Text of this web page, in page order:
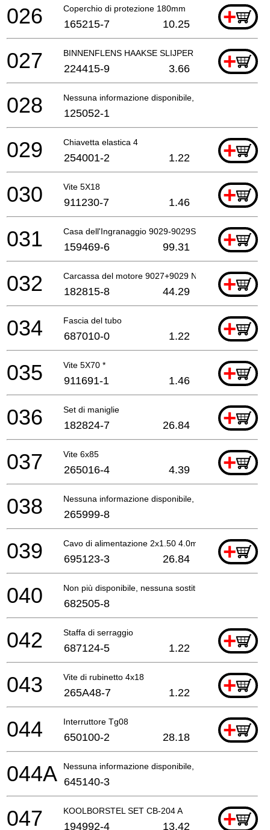
Coperchio di protezione 180mm +
026 165215-7 10.25
BINNENFLENS HAAKSE SLIJPER EN +
027 224415-9 3.66
Nessuna informazione disponibile, non ordinabile
028 125052-1
Chiavetta elastica 4 +
029 254001-2 1.22
Vite 5X18 +
030 911230-7 1.46
Casa dell'Ingranaggio 9029-9029S * +
031 159469-6 99.31
Carcassa del motore 9027+9029 Nuovo *+
032 182815-8 44.29
Fascia del tubo +
034 687010-0 1.22
Vite 5X70 * +
035 911691-1 1.46
Set di maniglie +
036 182824-7 26.84
Vite 6x85 +
037 265016-4 4.39
Nessuna informazione disponibile, non ordinabile
038 265999-8
Cavo di alimentazione 2x1.50 4.0mtr +
039 695123-3 26.84
Non più disponibile, nessuna sostituzione
040 682505-8
Staffa di serraggio +
042 687124-5 1.22
Vite di rubinetto 4x18 +
043 265A48-7 1.22
Interruttore Tg08 +
044 650100-2 28.18
Nessuna informazione disponibile, non ordinabile
044A 645140-3
KOOLBORSTEL SET CB-204 A +
047 194992-4 13.42